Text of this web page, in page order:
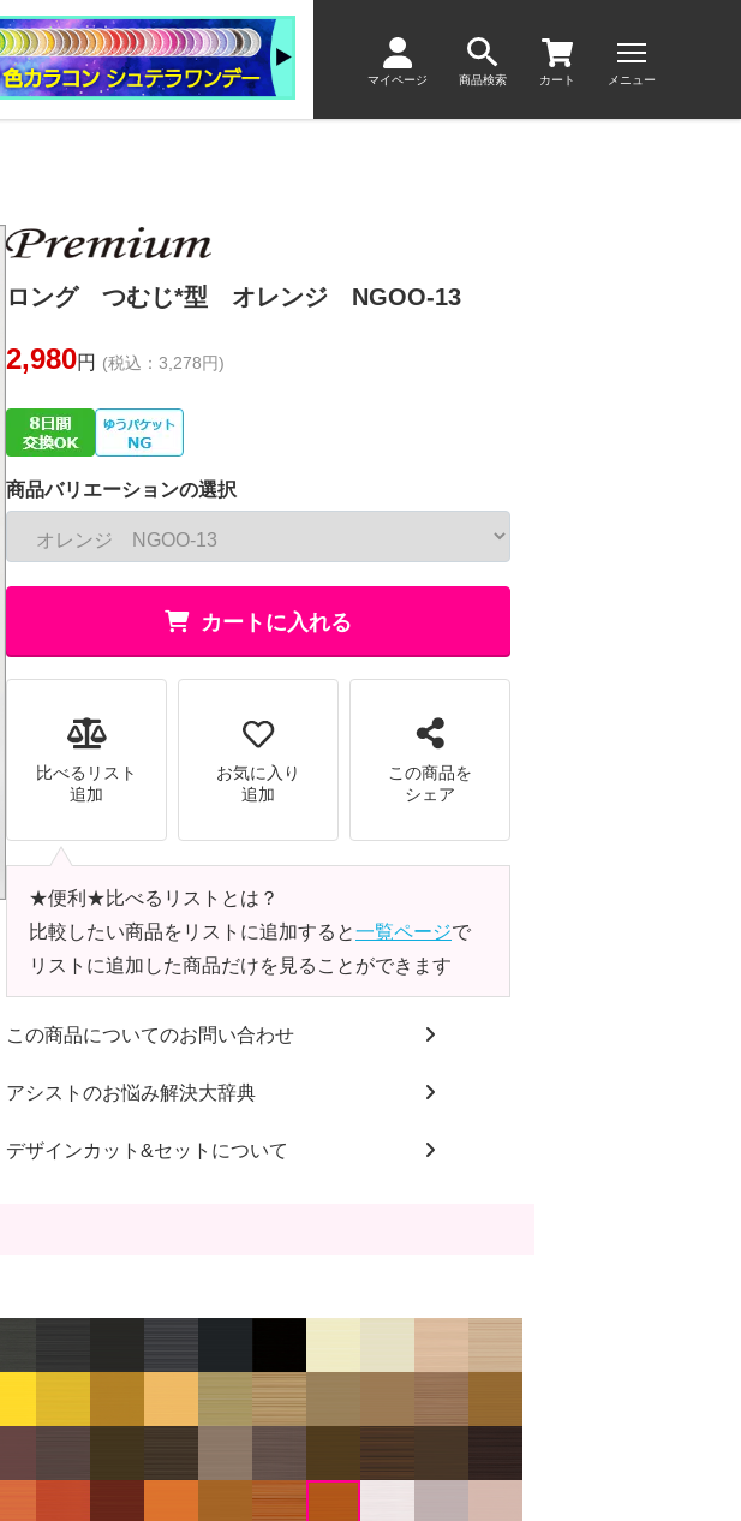
マイページ 商品検索 カート メニュー
ロング つむじ*型 オレンジ NGOO-13
2,980円 (税込：3,278円)
商品バリエーションの選択
カートに入れる
比べるリスト
追加
お気に入り
追加
この商品を
シェア
★便利★比べるリストとは？
比較したい商品をリストに追加すると一覧ページで
リストに追加した商品だけを見ることができます
この商品についてのお問い合わせ
アシストのお悩み解決大辞典
デザインカット&セットについて